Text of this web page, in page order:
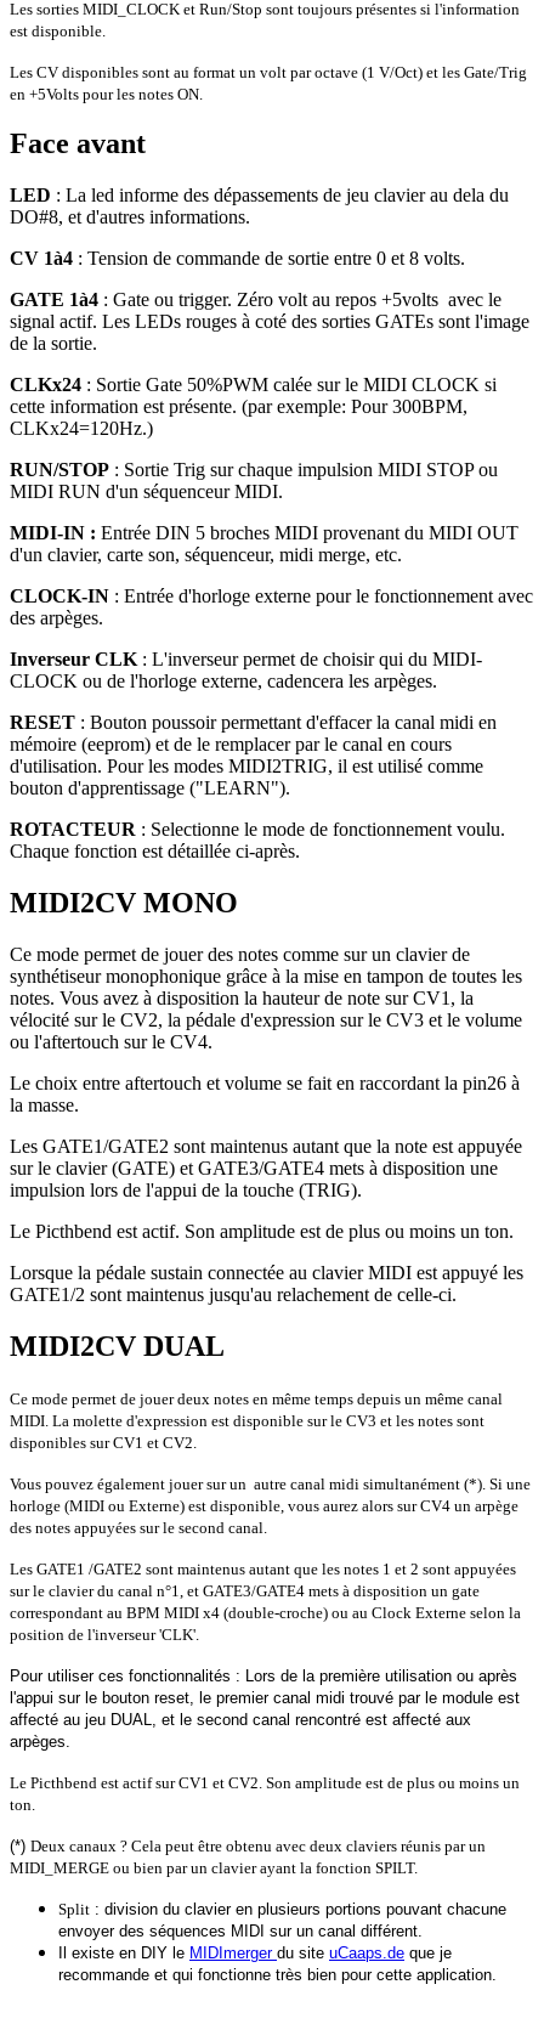
Les sorties MIDI_CLOCK et Run/Stop sont toujours présentes si l'information
est disponible.
Les CV disponibles sont au format un volt par octave (1 V/Oct) et les Gate/Trig
en +5Volts pour les notes ON.
Face avant
LED : La led informe des dépassements de jeu clavier au dela du
DO#8, et d'autres informations.
CV 1à4 : Tension de commande de sortie entre 0 et 8 volts.
GATE 1à4 : Gate ou trigger. Zéro volt au repos +5volts avec le
signal actif. Les LEDs rouges à coté des sorties GATEs sont l'image
de la sortie.
CLKx24 : Sortie Gate 50%PWM calée sur le MIDI CLOCK si
cette information est présente. (par exemple: Pour 300BPM,
CLKx24=120Hz.)
RUN/STOP : Sortie Trig sur chaque impulsion MIDI STOP ou
MIDI RUN d'un séquenceur MIDI.
MIDI-IN : Entrée DIN 5 broches MIDI provenant du MIDI OUT
d'un clavier, carte son, séquenceur, midi merge, etc.
CLOCK-IN : Entrée d'horloge externe pour le fonctionnement avec
des arpèges.
Inverseur CLK : L'inverseur permet de choisir qui du MIDI-
CLOCK ou de l'horloge externe, cadencera les arpèges.
RESET : Bouton poussoir permettant d'effacer la canal midi en
mémoire (eeprom) et de le remplacer par le canal en cours
d'utilisation. Pour les modes MIDI2TRIG, il est utilisé comme
bouton d'apprentissage ("LEARN").
ROTACTEUR : Selectionne le mode de fonctionnement voulu.
Chaque fonction est détaillée ci-après.
MIDI2CV MONO
Ce mode permet de jouer des notes comme sur un clavier de
synthétiseur monophonique grâce à la mise en tampon de toutes les
notes. Vous avez à disposition la hauteur de note sur CV1, la
vélocité sur le CV2, la pédale d'expression sur le CV3 et le volume
ou l'aftertouch sur le CV4.
Le choix entre aftertouch et volume se fait en raccordant la pin26 à
la masse.
Les GATE1/GATE2 sont maintenus autant que la note est appuyée
sur le clavier (GATE) et GATE3/GATE4 mets à disposition une
impulsion lors de l'appui de la touche (TRIG).
Le Picthbend est actif. Son amplitude est de plus ou moins un ton.
Lorsque la pédale sustain connectée au clavier MIDI est appuyé les
GATE1/2 sont maintenus jusqu'au relachement de celle-ci.
MIDI2CV DUAL
Ce mode permet de jouer deux notes en même temps depuis un même canal
MIDI. La molette d'expression est disponible sur le CV3 et les notes sont
disponibles sur CV1 et CV2.
Vous pouvez également jouer sur un autre canal midi simultanément (*). Si une
horloge (MIDI ou Externe) est disponible, vous aurez alors sur CV4 un arpège
des notes appuyées sur le second canal.
Les GATE1 /GATE2 sont maintenus autant que les notes 1 et 2 sont appuyées
sur le clavier du canal n°1, et GATE3/GATE4 mets à disposition un gate
correspondant au BPM MIDI x4 (double-croche) ou au Clock Externe selon la
position de l'inverseur 'CLK'.
Pour utiliser ces fonctionnalités : Lors de la première utilisation ou après
l'appui sur le bouton reset, le premier canal midi trouvé par le module est
affecté au jeu DUAL, et le second canal rencontré est affecté aux
arpèges.
Le Picthbend est actif sur CV1 et CV2. Son amplitude est de plus ou moins un
ton.
(*) Deux canaux ? Cela peut être obtenu avec deux claviers réunis par un
MIDI_MERGE ou bien par un clavier ayant la fonction SPILT.
Split : division du clavier en plusieurs portions pouvant chacune
envoyer des séquences MIDI sur un canal différent.
l existe en DIY le MIDImerger du site uCaaps.de que je
recommande et qui fonctionne très bien pour cette application.